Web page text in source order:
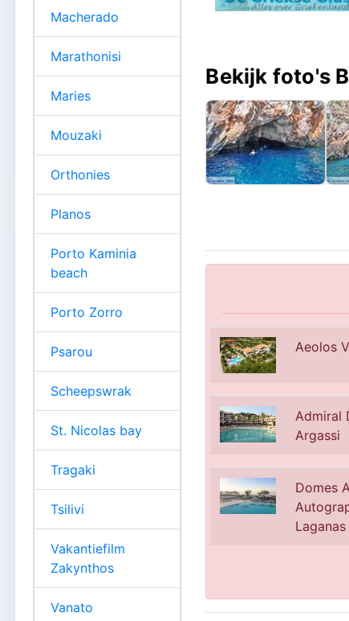
Bekijk foto's
Aeolos
Admiral
Argassi
Domes
Laganas
Macherado
Marathonisi
Maries
Mouzaki
Orthonies
Planos
Porto Kaminia
beach
Porto Zorro
Psarou
Scheepswrak
St. Nicolas bay
Tragaki
Tsilivi
Vakantiefilm
Zakynthos
Vanato